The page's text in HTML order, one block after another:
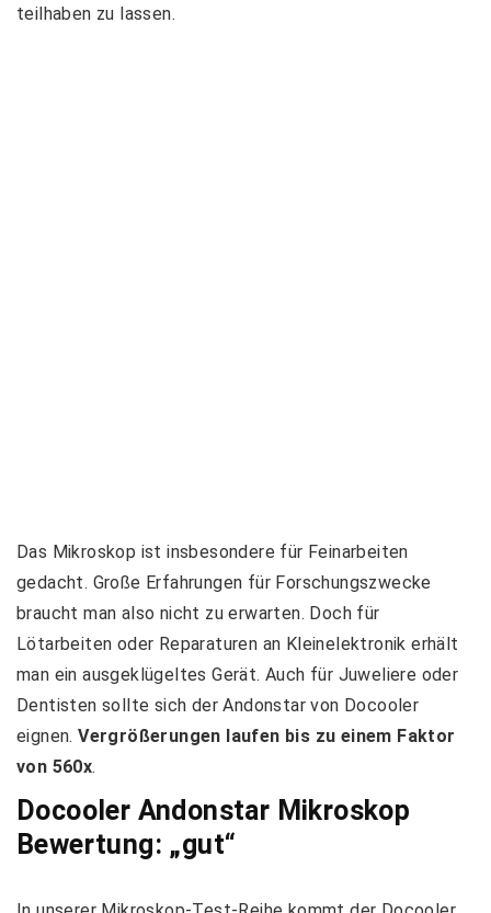
teilhaben zu lassen.
Das Mikroskop ist insbesondere für Feinarbeiten
gedacht. Große Erfahrungen für Forschungszwecke
braucht man also nicht zu erwarten. Doch für
Lötarbeiten oder Reparaturen an Kleinelektronik erhält
man ein ausgeklügeltes Gerät. Auch für Juweliere oder
Dentisten sollte sich der Andonstar von Docooler
eignen.Vergrößerungen laufen bis zu einem Faktor
von 560x.
Docooler Andonstar Mikroskop
Bewertung: „gut“